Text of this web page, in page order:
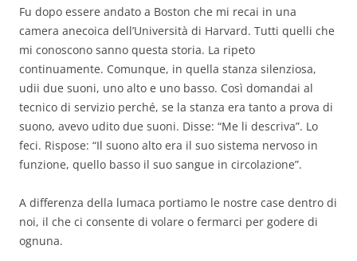
Fu dopo essere andato a Boston che mi recai in una
camera anecoica dell’Università di Harvard. Tutti quelli che
mi conoscono sanno questa storia. La ripeto
continuamente. Comunque, in quella stanza silenziosa,
udii due suoni, uno alto e uno basso. Così domandai al
tecnico di servizio perché, se la stanza era tanto a prova di
suono, avevo udito due suoni. Disse: “Me li descriva”. Lo
feci. Rispose: “Il suono alto era il suo sistema nervoso in
funzione, quello basso il suo sangue in circolazione”.
A differenza della lumaca portiamo le nostre case dentro di
noi, il che ci consente di volare o fermarci per godere di
ognuna.